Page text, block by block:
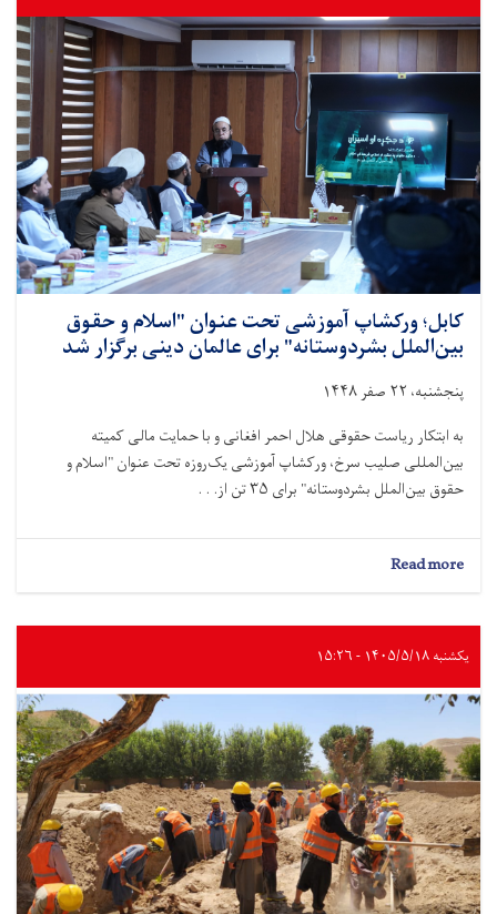
کابل؛ ورکشاپ آموزشی تحت عنوان "اسلام و حقوق
بین‌الملل بشردوستانه" برای عالمان دینی برگزار شد
پنجشنبه، ۲۲ صفر ۱۴۴۸
به ابتکار ریاست حقوقی هلال احمر افغانی و با حمایت مالی کمیته
بین‌المللی صلیب سرخ، ورکشاپ آموزشی یک‌روزه تحت عنوان "اسلام و
حقوق بین‌الملل بشردوستانه" برای ۳۵ تن از. . .
Read more
about
کابل؛
آموزشی
تحت
"اسلام
حقوق
بین‌الملل
بشردوستانه"
برای
عالمان
دینی
برگزار
شد
یکشنبه ۱۴۰۵/۵/۱۸ - ۱۵:۲۶